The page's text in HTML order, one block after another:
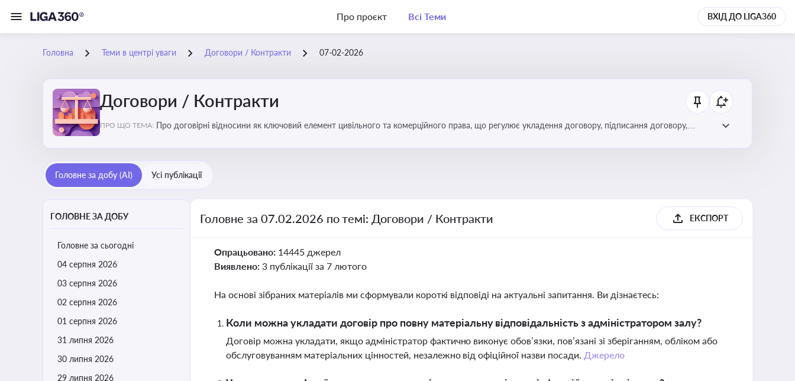
Про проєкт Всі Теми ВХІД ДО LIGA360
Головна Теми в центрі уваги Договори / Контракти 07-02-2026
Договори / Контракти
ПРО ЩО ТЕМА: Про договірні відносини як ключовий елемент цивільного та комерційного права, що регулює укладення договору, підписання договору,
Головне за добу (AI) Усі публікації
ГОЛОВНЕ ЗА ДОБУ
Головне за сьогодні
04 серпня 2026
03 серпня 2026
02 серпня 2026
01 серпня 2026
31 липня 2026
30 липня 2026
29 липня 2026
Головне за 07.02.2026 по темі: Договори / Контракти ЕКСПОРТ
Опрацьовано: 14445 джерел
Виявлено: 3 публікації за 7 лютого
На основі зібраних матеріалів ми сформували короткі відповіді на актуальні запитання. Ви дізнаєтесь:
Коли можна укладати договір про повну матеріальну відповідальність з адміністратором залу?
Договір можна укладати, якщо адміністратор фактично виконує обов’язки, пов’язані зі зберіганням, обліком або
обслуговуванням матеріальних цінностей, незалежно від офіційної назви посади. Джерело